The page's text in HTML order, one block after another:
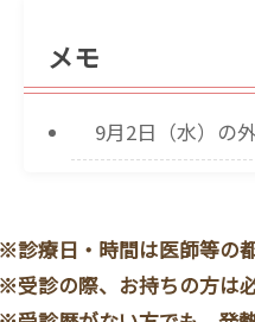
メモ
9月2日（水）の
※診療日・時間は医師等の
※受診の際、お持ちの方は